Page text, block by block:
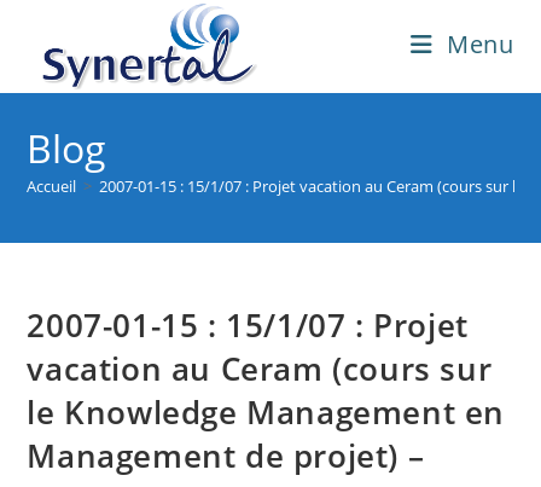
content
Menu
Blog
Accueil > 2007-01-15 : 15/1/07 : Projet vacation au Ceram (cours sur
2007-01-15 : 15/1/07 : Projet
vacation au Ceram (cours sur
le Knowledge Management en
Management de projet) –